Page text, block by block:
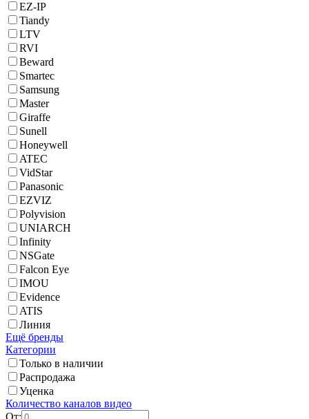
EZ-IP
Tiandy
LTV
RVI
Beward
Smartec
Samsung
Master
Giraffe
Sunell
Honeywell
ATEC
VidStar
Panasonic
EZVIZ
Polyvision
UNIARCH
Infinity
NSGate
Falcon Eye
IMOU
Evidence
ATIS
Линия
Ещё бренды
Категории
Только в наличии
Распродажа
Уценка
Количество каналов видео